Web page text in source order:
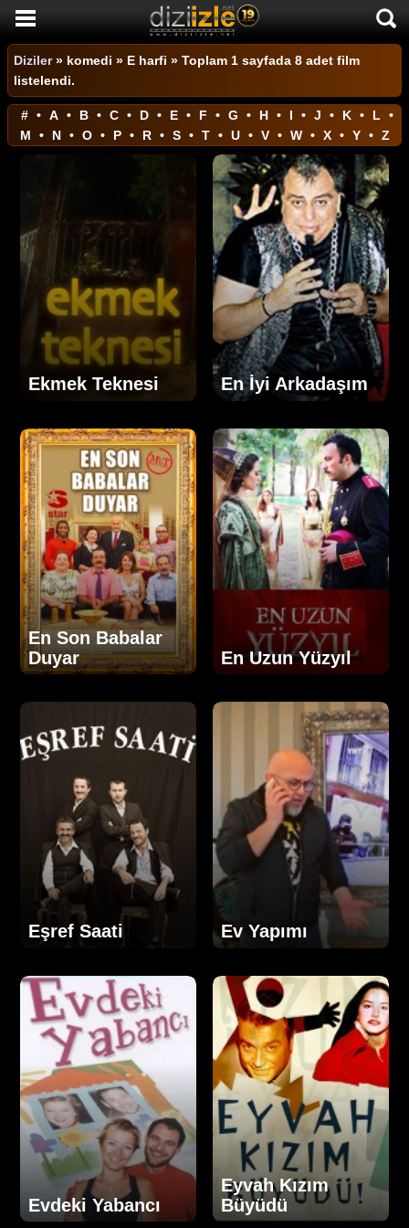
DİZİ İZLE
AKTİF DİZİLER
SON EKLENEN DİZİLER
TÜM DİZİLER
KOMEDİ
DUYGUSAL
TARİHİ
TV SHOW
GENÇLİK
DİZİ HABERLERİ
Diziler» komedi » E harfi » Toplam 1 sayfada 8 adet film
listelendi.
# • A • B • C • D • E • F • G • H • I • J • K • L
•
M
• N • O • P • R • S • T • U • V • W • X • Y • Z
Ekmek Teknesi En İyi Arkadaşım
En Son Babalar
Duyar
En Uzun Yüzyıl
Eşref Saati Ev Yapımı
Evdeki Yabancı
Eyvah Kızım
Büyüdü